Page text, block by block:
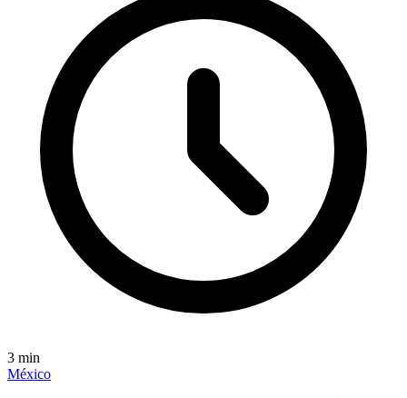
3 min
México